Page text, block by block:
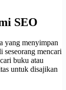
SEO
yang menyimpan
seseorang mencari
buku atau
untuk disajikan